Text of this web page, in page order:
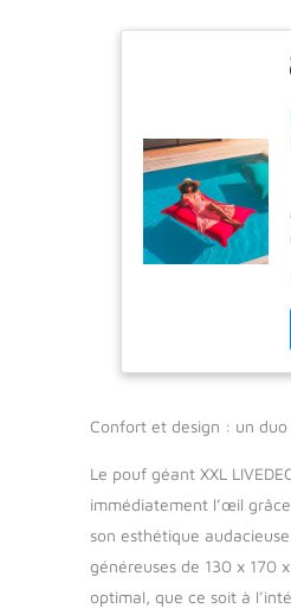
Confort et design : un
Le pouf géant XXL
immédiatement l’œil
son esthétique
généreuses de 130 x 170
optimal, que ce soit à